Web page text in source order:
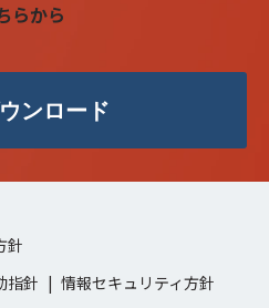
らから
ンロード
針
指針
情報セキュリティ方針